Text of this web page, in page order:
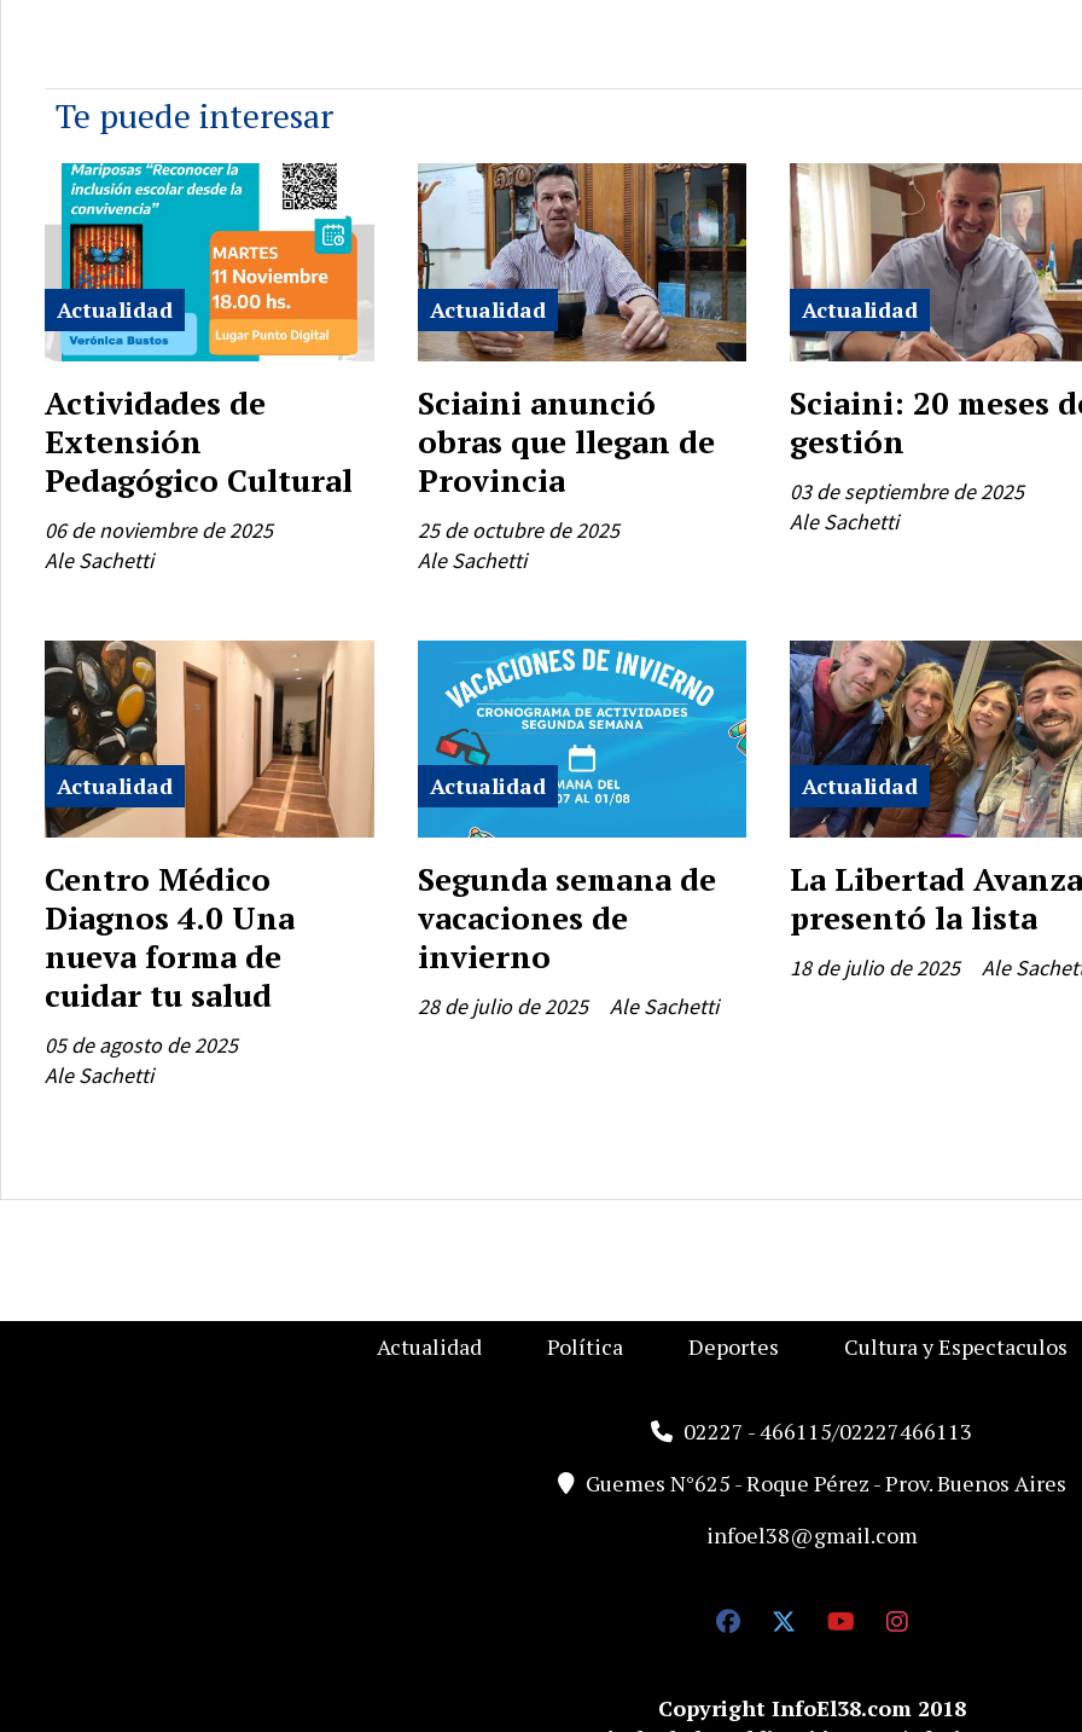
Te puede interesar
Actividades de
Extensión
Pedagógico Cultural
Ale Sachetti
Actualidad
06 de noviembre de 2025
Sciaini anunció
obras que llegan de
Provincia
Ale Sachetti
Actualidad
25 de octubre de 2025
Sciaini: 20 meses
gestión
Ale Sachetti
Actualidad
03 de septiembre de 2025
Centro Médico
Diagnos 4.0 Una
nueva forma de
cuidar tu salud
Ale Sachetti
Actualidad
05 de agosto de 2025
Segunda semana de
vacaciones de
invierno
Ale Sachetti
Actualidad
28 de julio de 2025
La Libertad
presentó la lista
Ale
Actualidad
18 de julio de 2025
Actualidad Política Deportes Cultura y Espectaculos
Copyright InfoEl38.com 2018
02227 - 466115/02227466113
Guemes N°625 - Roque Pérez - Prov. Buenos Aires
infoel38@gmail.com